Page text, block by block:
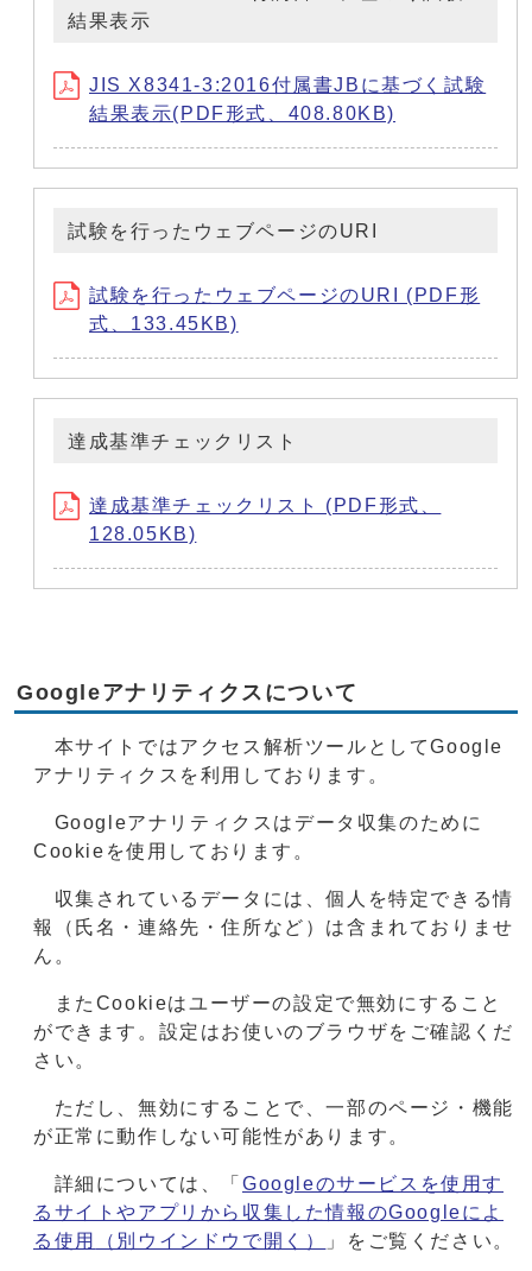
結果表示
JIS X8341-3:2016付属書JBに基づく試験
結果表示(PDF形式、408.80KB)
試験を行ったウェブページのURI
試験を行ったウェブページのURI (PDF形
式、133.45KB)
達成基準チェックリスト
達成基準チェックリスト (PDF形式、
128.05KB)
Googleアナリティクスについて
本サイトではアクセス解析ツールとしてGoogle
アナリティクスを利用しております。
Googleアナリティクスはデータ収集のために
Cookieを使用しております。
収集されているデータには、個人を特定できる情
報（氏名・連絡先・住所など）は含まれておりませ
ん。
またCookieはユーザーの設定で無効にすること
ができます。設定はお使いのブラウザをご確認くだ
さい。
ただし、無効にすることで、一部のページ・機能
が正常に動作しない可能性があります。
詳細については、「 Googleのサービスを使用す
るサイトやアプリから収集した情報のGoogleによ
る使用
（別ウインドウで開く） 」をご覧ください。